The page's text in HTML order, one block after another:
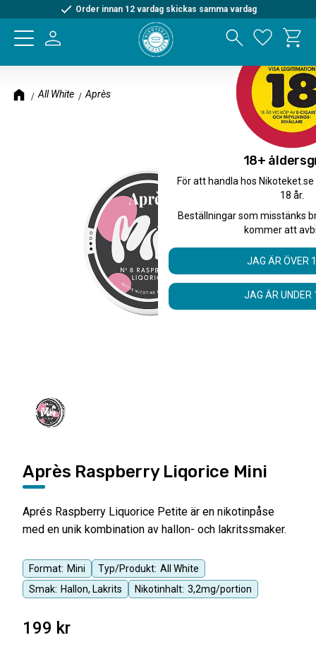
Meny
Order innan 12 vardag skickas samma vardag
All White Après
Format: Mini Typ/Produkt: All White
Smak: Hallon, Lakrits Nikotinhalt: 3,2mg/portion
Après Raspberry Liqorice Mini
Aprés Raspberry Liquorice Petite är en nikotinpåse
med en unik kombination av hallon- och lakritssmaker.
199 kr
18+
För att handla hos
18 år.
Beställningar som misstänks
kommer att
JAG ÄR ÖVER
JAG ÄR UNDER